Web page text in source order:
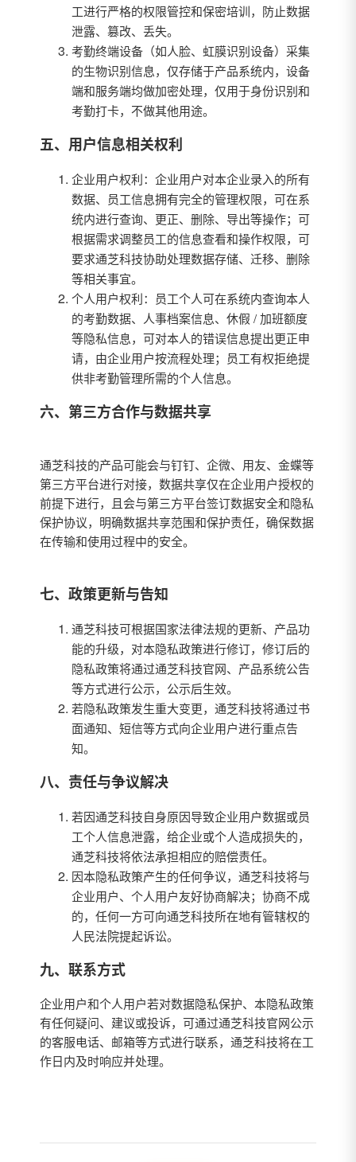
工进行严格的权限管控和保密培训，防止数据
泄露、篡改、丢失。
考勤终端设备（如人脸、虹膜识别设备）采集
的生物识别信息，仅存储于产品系统内，设备
端和服务端均做加密处理，仅用于身份识别和
考勤打卡，不做其他用途。
五、用户信息相关权利
企业用户权利：企业用户对本企业录入的所有
数据、员工信息拥有完全的管理权限，可在系
统内进行查询、更正、删除、导出等操作；可
根据需求调整员工的信息查看和操作权限，可
要求通芝科技协助处理数据存储、迁移、删除
等相关事宜。
个人用户权利：员工个人可在系统内查询本人
的考勤数据、人事档案信息、休假 / 加班额度
等隐私信息，可对本人的错误信息提出更正申
请，由企业用户按流程处理；员工有权拒绝提
供非考勤管理所需的个人信息。
六、第三方合作与数据共享
通芝科技的产品可能会与钉钉、企微、用友、金蝶等
第三方平台进行对接，数据共享仅在企业用户授权的
前提下进行，且会与第三方平台签订数据安全和隐私
保护协议，明确数据共享范围和保护责任，确保数据
在传输和使用过程中的安全。
七、政策更新与告知
通芝科技可根据国家法律法规的更新、产品功
能的升级，对本隐私政策进行修订，修订后的
隐私政策将通过通芝科技官网、产品系统公告
等方式进行公示，公示后生效。
若隐私政策发生重大变更，通芝科技将通过书
面通知、短信等方式向企业用户进行重点告
知。
八、责任与争议解决
若因通芝科技自身原因导致企业用户数据或员
工个人信息泄露，给企业或个人造成损失的，
通芝科技将依法承担相应的赔偿责任。
因本隐私政策产生的任何争议，通芝科技将与
企业用户、个人用户友好协商解决；协商不成
的，任何一方可向通芝科技所在地有管辖权的
人民法院提起诉讼。
九、联系方式
企业用户和个人用户若对数据隐私保护、本隐私政策
有任何疑问、建议或投诉，可通过通芝科技官网公示
的客服电话、邮箱等方式进行联系，通芝科技将在工
作日内及时响应并处理。